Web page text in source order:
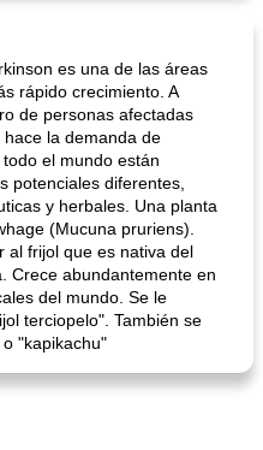
es una de las áreas
rápido crecimiento. A
de personas afectadas
la demanda de
el mundo están
potenciales diferentes,
y herbales. Una planta
(Mucuna pruriens).
al frijol que es nativa del
Crece abundantemente en
del mundo. Se le
terciopelo". También se
"kapikachu"